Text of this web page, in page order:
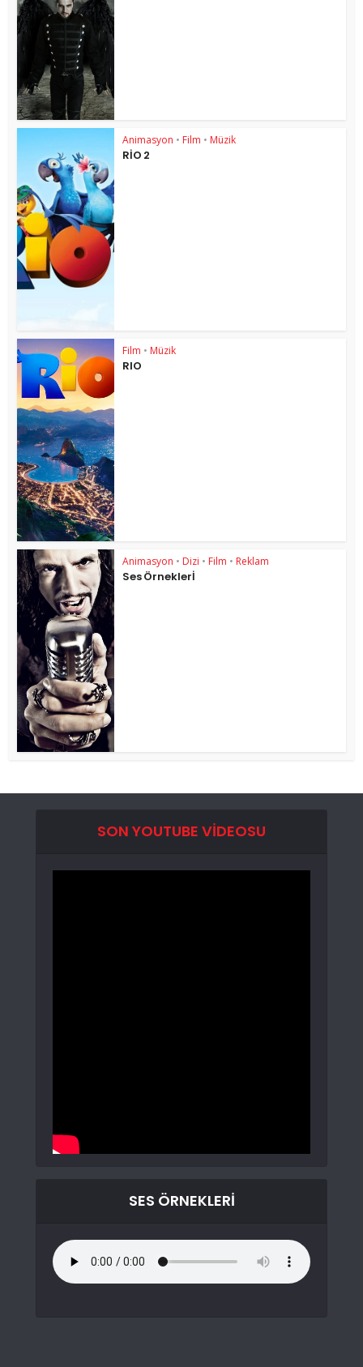
Animasyon • Film • Müzik
RİO 2
Film • Müzik
RIO
Animasyon • Dizi • Film • Reklam
Ses Örneklerİ
SON YOUTUBE VIDEOSU
SES ÖRNEKLERI